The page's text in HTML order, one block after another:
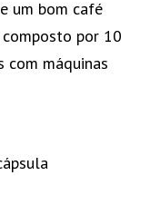
um bom café
por 10
com máquinas